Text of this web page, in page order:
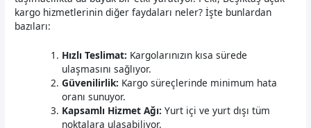
kargo hizmetlerinin diğer faydaları neler? İşte bunlardan
bazıları:
Hızlı Teslimat: Kargolarınızın kısa sürede
ulaşmasını sağlıyor.
Güvenilirlik: Kargo süreçlerinde minimum hata
oranı sunuyor.
Kapsamlı Hizmet Ağı: Yurt içi ve yurt dışı tüm
noktalara ulaşabiliyor.